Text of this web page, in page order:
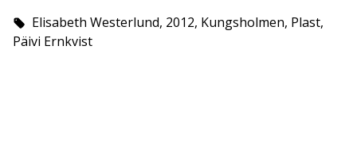
Elisabeth Westerlund, 2012, Kungsholmen, Plast,
Päivi Ernkvist